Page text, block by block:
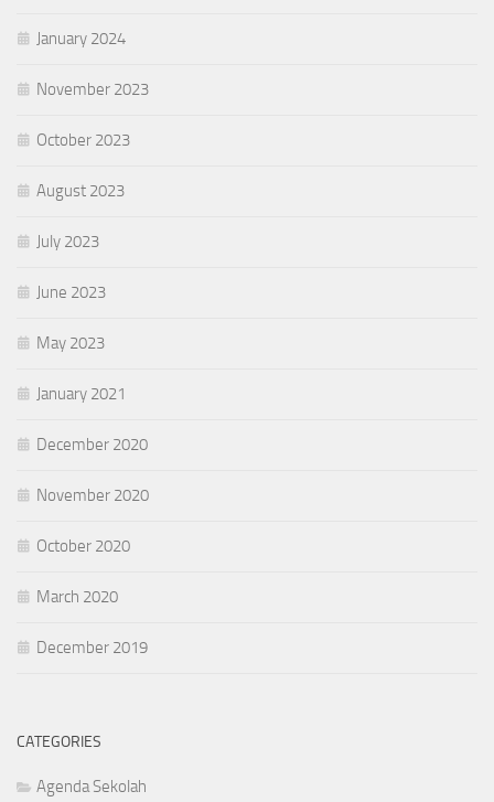
January 2024
November 2023
October 2023
August 2023
July 2023
June 2023
May 2023
January 2021
December 2020
November 2020
October 2020
March 2020
December 2019
CATEGORIES
Agenda Sekolah